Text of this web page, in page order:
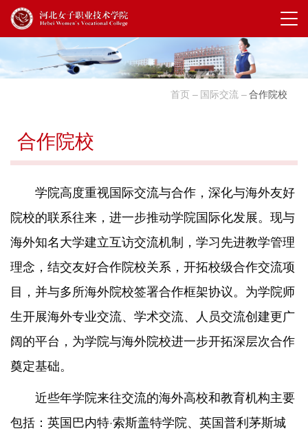
首页 国际交流 合作院校
合作院校
学院高度重视国际交流与合作，深化与海外友好
院校的联系往来，进一步推动学院国际化发展。现与
海外知名大学建立互访交流机制，学习先进教学管理
理念，结交友好合作院校关系，开拓校级合作交流项
目，并与多所海外院校签署合作框架协议。为学院师
生开展海外专业交流、学术交流、人员交流创建更广
阔的平台，为学院与海外院校进一步开拓深层次合作
奠定基础。
近些年学院来往交流的海外高校和教育机构主要
包括：英国巴内特·索斯盖特学院、英国普利茅斯城